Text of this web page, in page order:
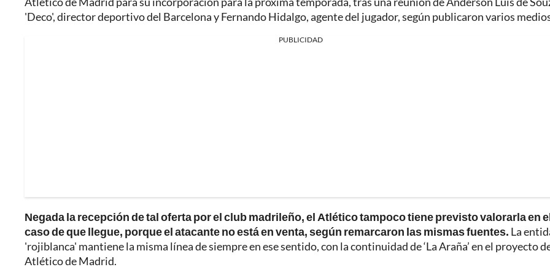
'Deco', director deportivo del Barcelona y Fernando Hidalgo, agente del jugador, según publicaron varios
PUBLICIDAD
Negada la recepción de tal oferta por el club madrileño, el Atlético tampoco tiene previsto valorarla en
caso de que llegue, porque el atacante no está en venta, según remarcaron las mismas fuentes. La
'rojiblanca' mantiene la misma línea de siempre en ese sentido, con la continuidad de ‘La Araña’ en el proyecto
Atlético de Madrid.